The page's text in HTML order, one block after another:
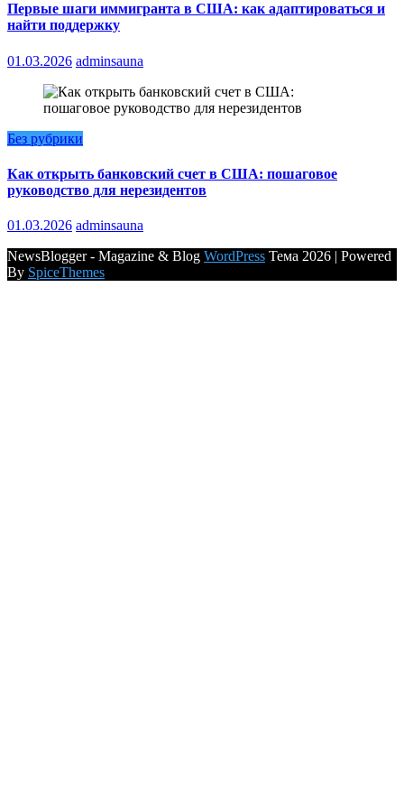
Первые шаги иммигранта в США: как адаптироваться и
найти поддержку
01.03.2026 adminsauna
Без рубрики
Как открыть банковский счет в США: пошаговое
руководство для нерезидентов
01.03.2026 adminsauna
NewsBlogger - Magazine & Blog WordPress Тема 2026 | Powered
By SpiceThemes